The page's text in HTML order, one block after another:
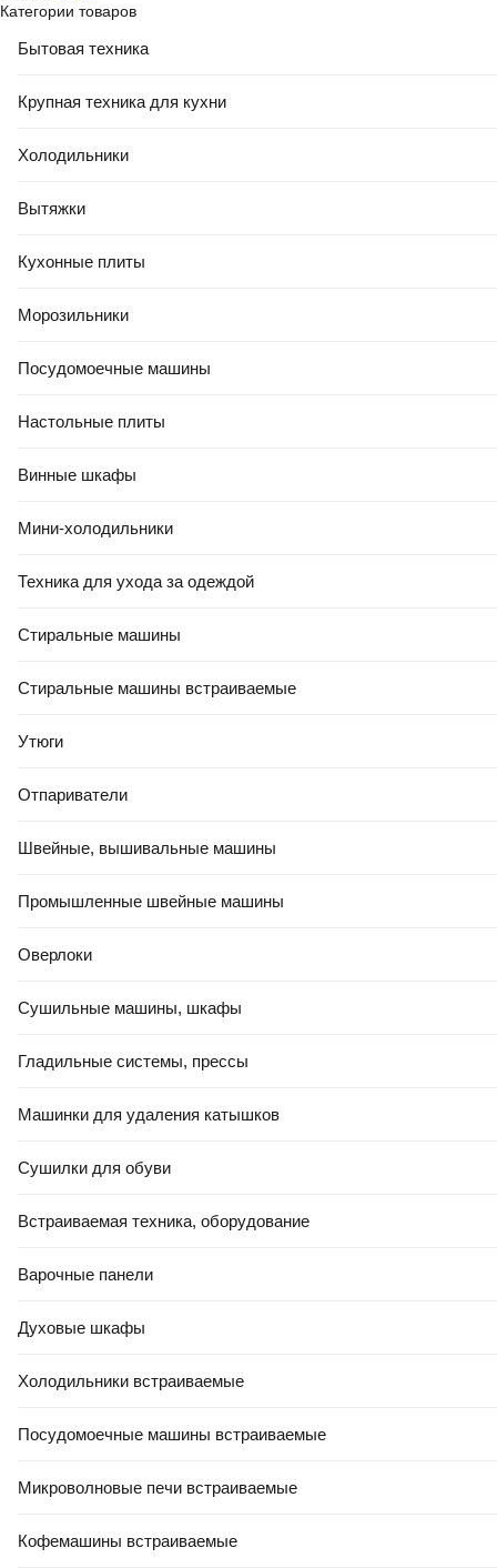
Категории товаров
Бытовая техника
Крупная техника для кухни
Холодильники
Вытяжки
Кухонные плиты
Морозильники
Посудомоечные машины
Настольные плиты
Винные шкафы
Мини-холодильники
Техника для ухода за одеждой
Стиральные машины
Стиральные машины встраиваемые
Утюги
Отпариватели
Швейные, вышивальные машины
Промышленные швейные машины
Оверлоки
Сушильные машины, шкафы
Гладильные системы, прессы
Машинки для удаления катышков
Сушилки для обуви
Встраиваемая техника, оборудование
Варочные панели
Духовые шкафы
Холодильники встраиваемые
Посудомоечные машины встраиваемые
Микроволновые печи встраиваемые
Кофемашины встраиваемые